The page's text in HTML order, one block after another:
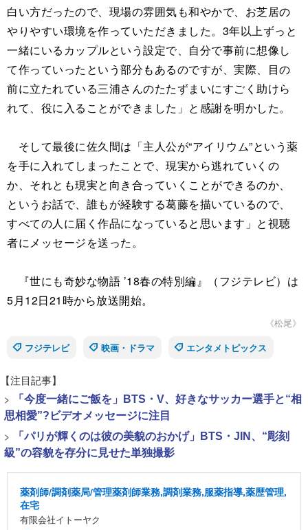
白い方だったので、現場の雰囲気も和やかで、お芝居の
やりやすい環境を作っていただきました。3年以上ずっと
一緒にいるカップルという設定で、自分で事前に想像し
て作っていったという部分もあるのですが、実際、目の
前に立たれている三浦さんのたたずまいにすごく助けら
れて、役に入ることができました」と感謝を明かした。
そして最後に佐久間は「主人公が“アイリウム”という薬
を手に入れてしまったことで、現実から逃れていくの
か、それとも現実と向き合っていくことができるのか、
というお話で、誰もが経験する葛藤を描いているので、
すべての人に届く作品になっていると思います」と視聴
者にメッセージを送った。
『世にも奇妙な物語 ’18春の特別編』（フジテレビ）は
5月12日21時から放送開始。
《松尾》
フジテレビ
映画・ドラマ エンタメトピックス
【注目記事】
>
「今度一緒にご飯を」BTS・V、好きなサッカー選手と“相
思相愛”?ビデオメッセージに注目
>
「パリが輝くのは彼の美貌のおかげ」BTS・JIN、“彫刻
級”の容貌を存分に見せた単独撮影
薬剤師/調剤薬局/管理薬剤師業務,調剤業務,服薬指導,薬歴管理,
在宅
有限会社イトーヤク